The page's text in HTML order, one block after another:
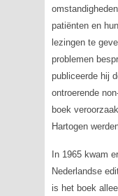
patiënten en
lezingen te
problemen
publiceerde hij
ontroerende
boek
Hartogen
In 1965 kwam
Nederlandse
is het boek